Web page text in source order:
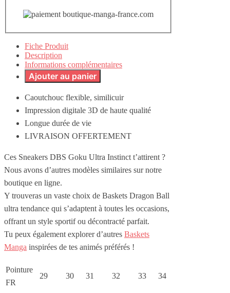
Fiche Produit
Description
Informations complémentaires
Ajouter au panier
Caoutchouc flexible, similicuir
Impression digitale 3D de haute qualité
Longue durée de vie
LIVRAISON OFFERTEMENT
Ces Sneakers DBS Goku Ultra Instinct t’attirent ?
Nous avons d’autres modèles similaires sur notre
boutique en ligne.
Y trouveras un vaste choix de Baskets Dragon Ball
ultra tendance qui s’adaptent à toutes les occasions,
offrant un style sportif ou décontracté parfait.
Tu peux également explorer d’autres Baskets
Manga inspirées de tes animés préférés !
Pointure
FR
29 30 31 32 33 34